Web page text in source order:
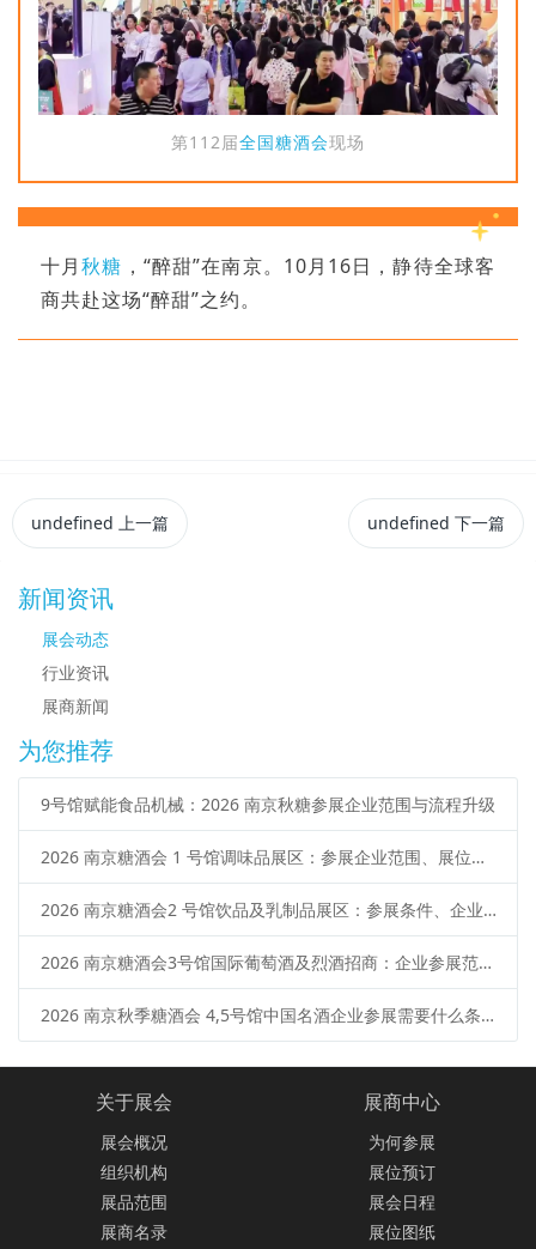
第112届全国糖酒会现场
十月秋糖 ，“醉甜”在南京。10月16日，静待全球客
商共赴这场“醉甜”之约。
undefined 上一篇 undefined 下一篇
新闻资讯
展会动态
行业资讯
展商新闻
为您推荐
9号馆赋能食品机械：2026 南京秋糖参展企业范围与流程升级
2026 南京糖酒会 1 号馆调味品展区：参展企业范围、展位类型、申请流程
2026 南京糖酒会2 号馆饮品及乳制品展区：参展条件、企业范围、报名流程
2026 南京糖酒会3号馆国际葡萄酒及烈酒招商：企业参展范围、报名流程、展位预定
2026 南京秋季糖酒会 4,5号馆中国名酒企业参展需要什么条件？范围 + 流程
关于展会
展会概况
组织机构
展品范围
展商名录
展商中心
为何参展
展位预订
展会日程
展位图纸